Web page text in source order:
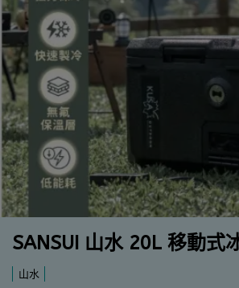
SANSUI 山水 20L 移動式
山水